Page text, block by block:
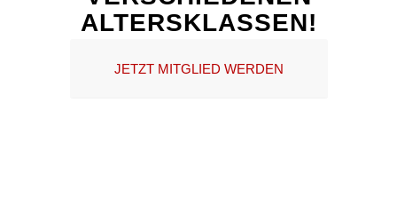
ALTERSKLASSEN!
JETZT MITGLIED WERDEN